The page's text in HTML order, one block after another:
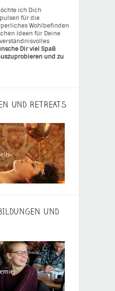
ich Dich
für die
Wohlbefinden
Ideen für Deine
Dir viel Spaß
und zu
UND RETREATS
UND